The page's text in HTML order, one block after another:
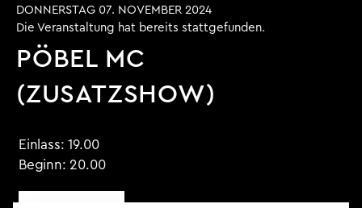
DONNERSTAG 07. NOVEMBER 2024
Die Veranstaltung hat bereits stattgefunden.
PÖBEL MC
(ZUSATZSHOW)
Einlass:19.00
Beginn: 20.00